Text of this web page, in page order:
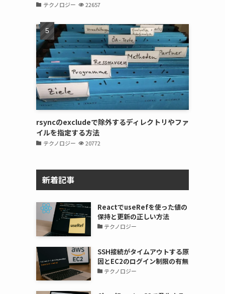
テクノロジー 22657
rsyncのexcludeで除外するディレクトリやファ
イルを指定する方法
テクノロジー 20772
新着記事
ReactでuseRefを使った値の
保持と更新の正しい方法
テクノロジー
SSH接続がタイムアウトする原
因とEC2のログイン制限の有無
テクノロジー